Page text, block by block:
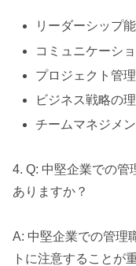
リーダーシップ
コミュニケーシ
プロジェクト管
ビジネス戦略の
チームマネジメ
4. Q: 中堅企業での管
ありますか？
A: 中堅企業での管理
トに注意することが